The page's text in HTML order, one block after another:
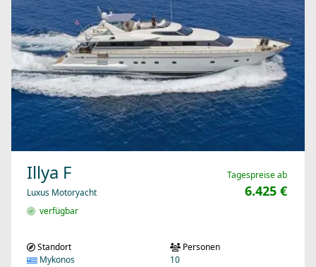
Illya F
Luxus Motoryacht
verfügbar
Tagespreise ab
6.425 €
Standort
Mykonos
Personen
10